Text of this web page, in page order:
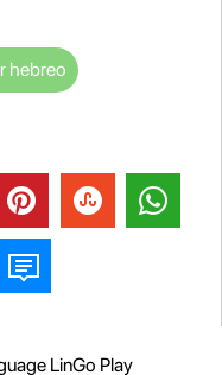
hebreo
LinGo Play